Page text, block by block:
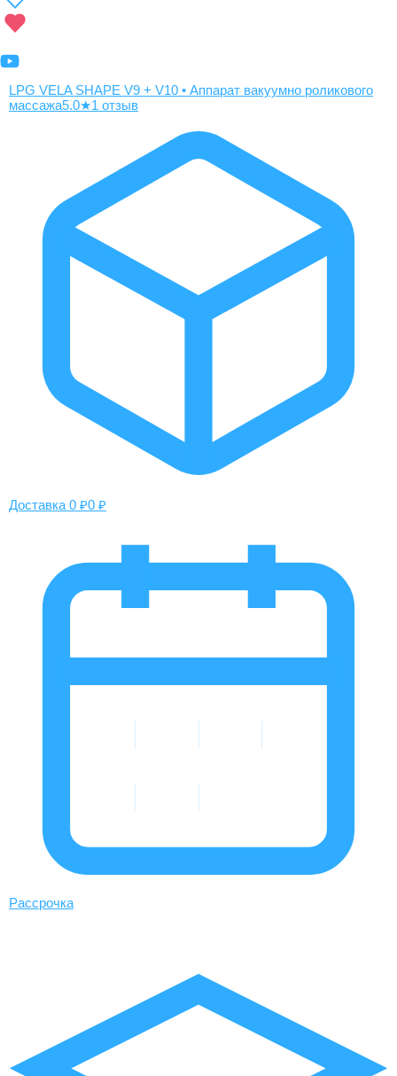
LPG VELA SHAPE V9 + V10 • Аппарат вакуумно роликового
массажа5.0★1 отзыв
Доставка 0 ₽0 ₽
Рассрочка